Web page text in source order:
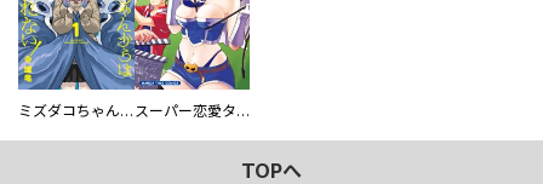
ミズダコちゃんからは逃げられない！ スーパー恋愛タイム！～現場でドＳな彼女は自宅でデレる～
TOPへ